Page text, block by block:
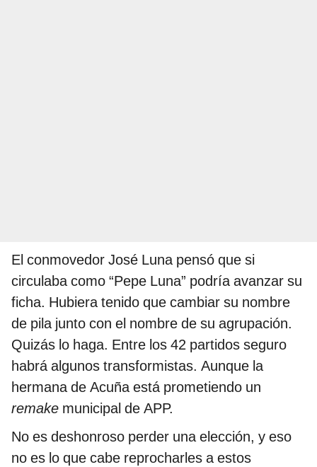
El conmovedor José Luna pensó que si
circulaba como “Pepe Luna” podría avanzar su
ficha. Hubiera tenido que cambiar su nombre
de pila junto con el nombre de su agrupación.
Quizás lo haga. Entre los 42 partidos seguro
habrá algunos transformistas. Aunque la
hermana de Acuña está prometiendo un
remake municipal de APP.
No es deshonroso perder una elección, y eso
no es lo que cabe reprocharles a estos